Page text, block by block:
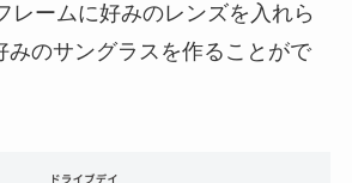
舗を調査
レームに好みのレンズを入れら
みのサングラスを作ることがで